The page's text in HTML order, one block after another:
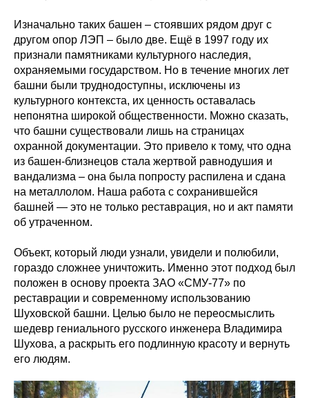
Изначально таких башен – стоявших рядом друг с
другом опор ЛЭП – было две. Ещё в 1997 году их
признали памятниками культурного наследия,
охраняемыми государством. Но в течение многих лет
башни были труднодоступны, исключены из
культурного контекста, их ценность оставалась
непонятна широкой общественности. Можно сказать,
что башни существовали лишь на страницах
охранной документации. Это привело к тому, что одна
из башен-близнецов стала жертвой равнодушия и
вандализма – она была попросту распилена и сдана
на металлолом. Наша работа с сохранившейся
башней — это не только реставрация, но и акт памяти
об утраченном.
Объект, который люди узнали, увидели и полюбили,
гораздо сложнее уничтожить. Именно этот подход был
положен в основу проекта ЗАО «СМУ-77» по
реставрации и современному использованию
Шуховской башни. Целью было не переосмыслить
шедевр гениального русского инженера Владимира
Шухова, а раскрыть его подлинную красоту и вернуть
его людям.